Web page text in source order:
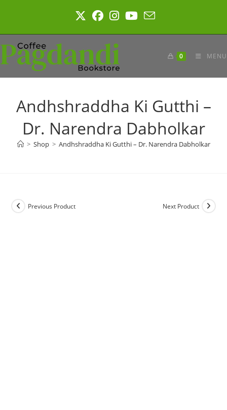
0 MENU
Andhshraddha Ki Gutthi –
Dr. Narendra Dabholkar
> Shop > Andhshraddha Ki Gutthi – Dr. Narendra Dabholkar
Previous Product Next Product